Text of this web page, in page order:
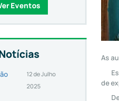
As
de
Eventos
12 de Julho
2025